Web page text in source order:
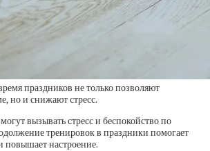
праздников не только позволяют
но и снижают стресс.
вызывать стресс и беспокойство по
тренировок в праздники помогает
повышает настроение.